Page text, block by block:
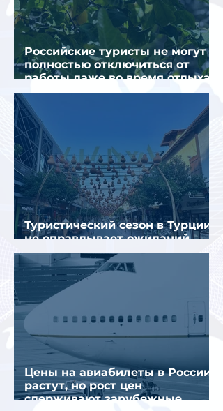
Российские туристы не могут
полностью отключиться от
работы даже во время отдыха
в Турции
Туристический сезон в Турции
не оправдывает ожиданий
отрасли
Цены на авиабилеты в России
растут, но рост цен
сдерживают зарубежные